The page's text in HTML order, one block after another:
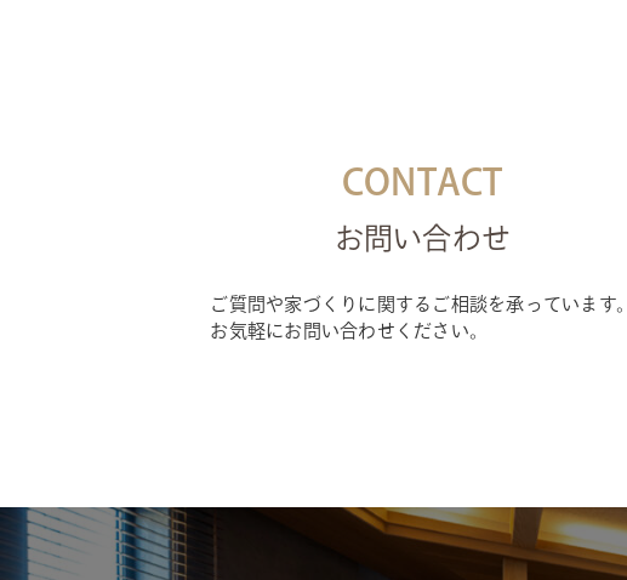
CONTACT
お問い合わせ
ご質問や家づくりに関するご相談を承っています。
お気軽にお問い合わせください。